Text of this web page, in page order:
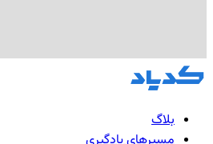
بلاگ